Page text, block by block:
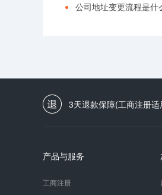
公司地址变更流程是什
3天退款保障(工商注册适
产品与服务
工商注册